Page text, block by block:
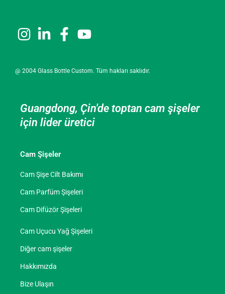
@ 2004 Glass Bottle Custom. Tüm hakları saklıdır.
Guangdong, Çin'de toptan cam şişeler
için lider üretici
Cam Şişeler
Cam Şişe Cilt Bakımı
Cam Parfüm Şişeleri
Cam Difüzör Şişeleri
Cam Uçucu Yağ Şişeleri
Diğer cam şişeler
Hakkımızda
Bize Ulaşın